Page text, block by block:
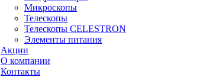
Микроскопы
Телескопы
Телескопы CELESTRON
Элементы питания
Акции
О компании
Контакты